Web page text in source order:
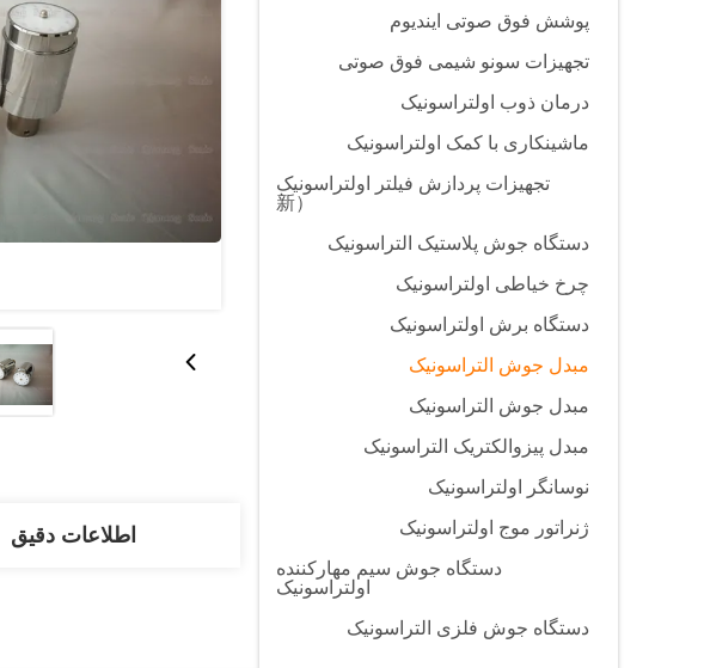
پوشش فوق صوتی ایندیوم
تجهیزات سونو شیمی فوق صوتی
درمان ذوب اولتراسونیک
ماشینکاری با کمک اولتراسونیک
تجهیزات پردازش فیلتر اولتراسونیک
（新
دستگاه جوش پلاستیک التراسونیک
چرخ خیاطی اولتراسونیک
دستگاه برش اولتراسونیک
مبدل جوش التراسونیک
مبدل جوش التراسونیک
مبدل پیزوالکتریک التراسونیک
نوسانگر اولتراسونیک
ژنراتور موج اولتراسونیک
دستگاه جوش سیم مهارکننده
اولتراسونیک
دستگاه جوش فلزی التراسونیک
اطلاعات دقیق